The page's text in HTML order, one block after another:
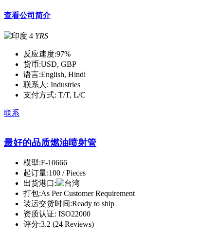
查看公司简介
4 YRS
反应速度:97%
货币:USD, GBP
语言:English, Hindi
联系人: Industries
支付方式: T/T, L/C
联系
最好的品质燃油喷射管
模型:F-10666
起订量:100 / Pieces
出货港口:
打包:As Per Customer Requirement
装运交货时间:Ready to ship
资质认证: ISO22000
评分:3.2 (24 Reviews)